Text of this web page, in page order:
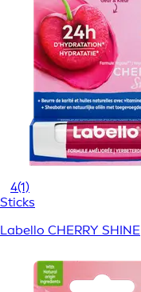
4(1)
Sticks
Labello CHERRY SHINE